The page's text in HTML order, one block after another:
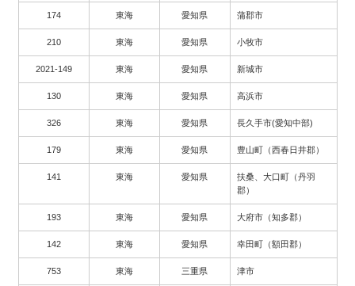
174 東海 愛知県 蒲郡市
210 東海 愛知県 小牧市
2021-149 東海 愛知県 新城市
130 東海 愛知県 高浜市
326 東海 愛知県 長久手市(愛知中部)
179 東海 愛知県 豊山町（西春日井郡）
141 東海 愛知県
扶桑、大口町（丹羽
郡）
193 東海 愛知県 大府市（知多郡）
142 東海 愛知県 幸田町（額田郡）
753 東海 三重県 津市